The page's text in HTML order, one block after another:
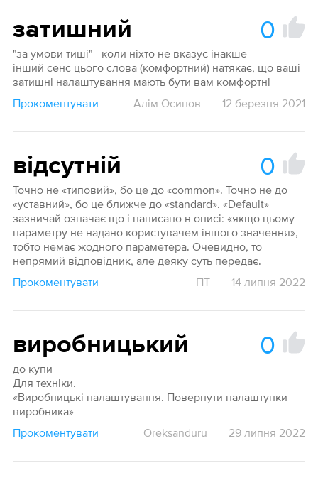
затишний 0
"за умови тиші" - коли ніхто не вказує інакше
інший сенс цього слова (комфортний) натякає, що ваші
затишні налаштування мають бути вам комфортні
Прокоментувати
Алім Осипов 12 березня 2021
відсутній 0
Точно не «типовий», бо це до «common». Точно не до
«уставний», бо це ближче до «standard». «Default»
зазвичай означає що і написано в описі: «якщо цьому
параметру не надано користувачем іншого значення»,
тобто немає жодного параметера. Очевидно, то
непрямий відповідник, але деяку суть передає.
Прокоментувати
ПТ 14 липня 2022
виробницький 0
до купи
Для техніки.
«Виробницькі налаштування. Повернути налаштунки
виробника»
Прокоментувати
Oreksanduru 29 липня 2022